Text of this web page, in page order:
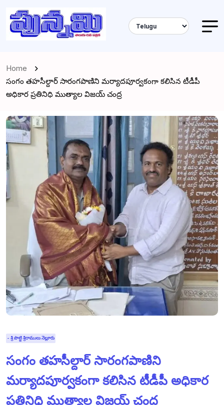
Home
సంగం తహసీల్దార్ సారంగపాణిని మర్యాదపూర్వకంగా కలిసిన టీడీపీ
అధికార ప్రతినిధి ముత్యాల విజయ్ చంద్ర
- శ్రీ పొట్టి శ్రీరాములు నెల్లూరు
సంగం తహసీల్దార్ సారంగపాణిని
మర్యాదపూర్వకంగా కలిసిన టీడీపీ అధికార
ప్రతినిధి ముత్యాల విజయ్ చంద్ర